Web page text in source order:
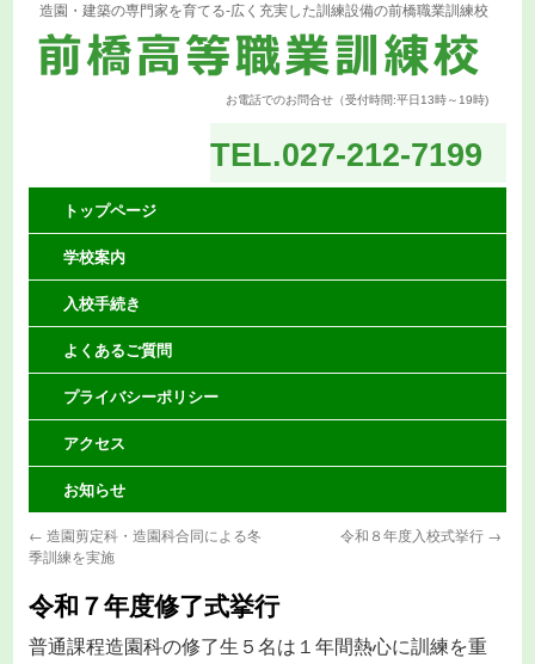
造園・建築の専門家を育てる-広く充実した訓練設備の前橋職業訓練校
お電話でのお問合せ（受付時間:平日13時～19時)
TEL.027-212-7199
コ
ン
テ
ン
ツ
へ
ス
キ
プ
トップページ
学校案内
入校手続き
よくあるご質問
プライバシーポリシー
アクセス
お知らせ
← 造園剪定科・造園科合同による冬
季訓練を実施
令和８年度入校式挙行 →
令和７年度修了式挙行
普通課程造園科の修了生５名は１年間熱心に訓練を重